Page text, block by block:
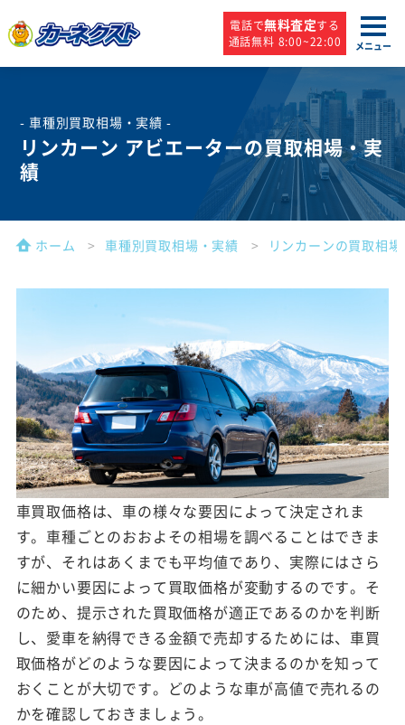
電話で無料査定する
通話無料 8:00~22:00
メニュー
- 車種別買取相場・実績 -
リンカーン アビエーターの買取相場・実
績
ホーム 車種別買取相場・実績 リンカーンの買取相
車買取価格は、車の様々な要因によって決定されま
す。車種ごとのおおよその相場を調べることはできま
すが、それはあくまでも平均値であり、実際にはさら
に細かい要因によって買取価格が変動するのです。そ
のため、提示された買取価格が適正であるのかを判断
し、愛車を納得できる金額で売却するためには、車買
取価格がどのような要因によって決まるのかを知って
おくことが大切です。どのような車が高値で売れるの
かを確認しておきましょう。